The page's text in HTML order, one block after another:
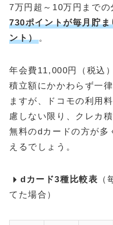
7万円超～10万円までの
730ポイントが毎月貯
ント）。
年会費11,000円（税込
積立額にかかわらず一
ますが、ドコモの利用
慮しない限り、クレカ
無料のdカードの方が多
えるでしょう。
d カード3種比較表
てた場合）